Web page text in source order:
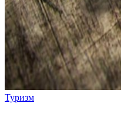
Туризм